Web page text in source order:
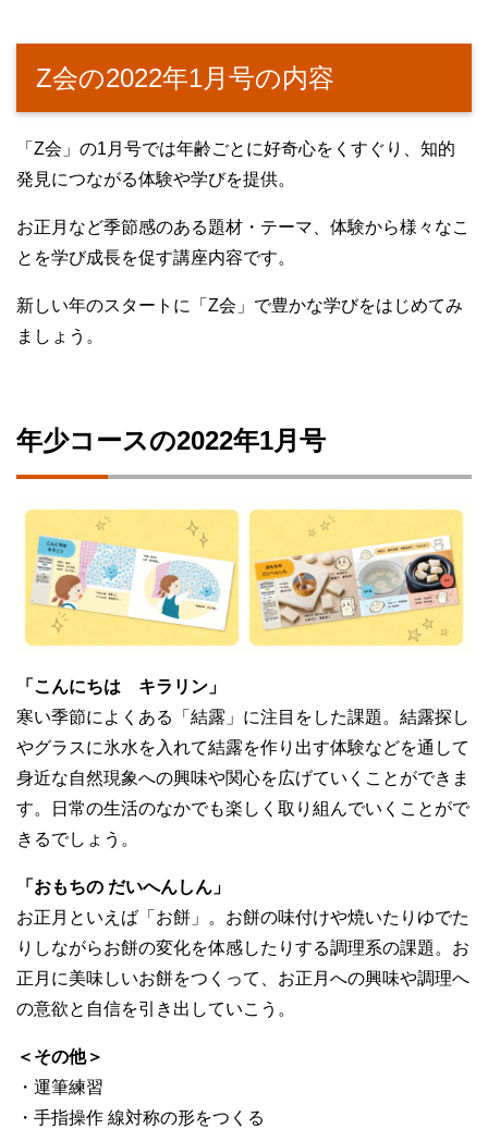
Z会の2022年1月号の内容
「Z会」の1月号では年齢ごとに好奇心をくすぐり、知的
発見につながる体験や学びを提供。
お正月など季節感のある題材・テーマ、体験から様々なこ
とを学び成長を促す講座内容です。
新しい年のスタートに「Z会」で豊かな学びをはじめてみ
ましょう。
年少コースの2022年1月号
「こんにちは キラリン」
寒い季節によくある「結露」に注目をした課題。結露探し
やグラスに氷水を入れて結露を作り出す体験などを通して
身近な自然現象への興味や関心を広げていくことができま
す。日常の生活のなかでも楽しく取り組んでいくことがで
きるでしょう。
「おもちの だいへんしん」
お正月といえば「お餅」。お餅の味付けや焼いたりゆでた
りしながらお餅の変化を体感したりする調理系の課題。お
正月に美味しいお餅をつくって、お正月への興味や調理へ
の意欲と自信を引き出していこう。
＜その他＞
・運筆練習
・手指操作 線対称の形をつくる